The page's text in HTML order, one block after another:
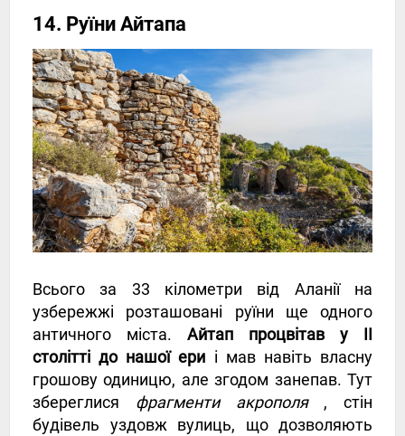
14. Руїни Айтапа
Всього за 33 кілометри від Аланії на
узбережжі розташовані руїни ще одного
античного міста. Айтап процвітав у II
столітті до нашої ери і мав навіть власну
грошову одиницю, але згодом занепав. Тут
збереглися фрагменти акрополя, стін
будівель уздовж вулиць, що дозволяють